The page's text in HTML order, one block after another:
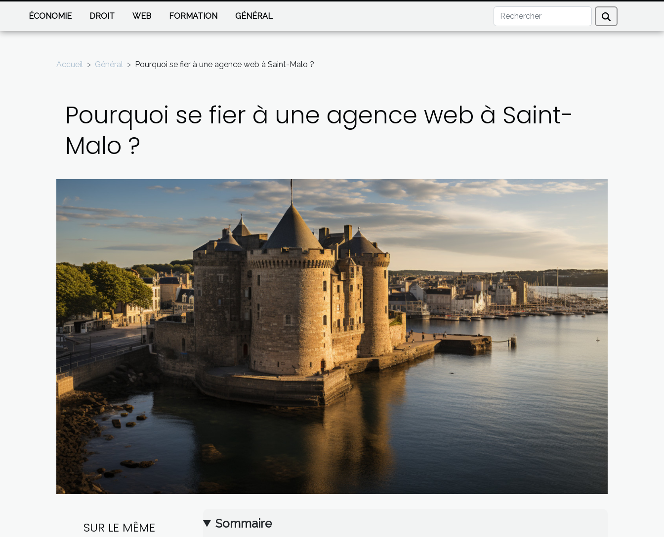
ÉCONOMIE DROIT WEB FORMATION GÉNÉRAL
Accueil Général Pourquoi se fier à une agence web à Saint-Malo ?
Pourquoi se fier à une agence web à Saint-
Malo ?
SUR LE MÊME
Sommaire